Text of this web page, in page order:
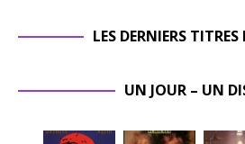
LES DERNIERS
UN JOUR – UN